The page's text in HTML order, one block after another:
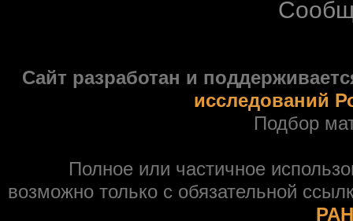
Сайт разработан и
исследований
Подбор
Полное или частичное
возможно только с обязательной